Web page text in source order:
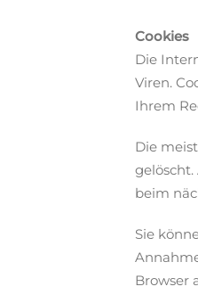
Cookies
Die
Viren.
Ihrem
Die
gelöscht.
beim
Sie
Browser